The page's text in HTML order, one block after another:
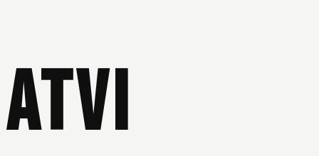
ATVI